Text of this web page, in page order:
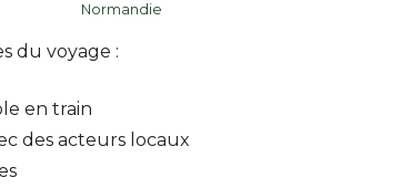
Normandie
du voyage :
en train
des acteurs locaux